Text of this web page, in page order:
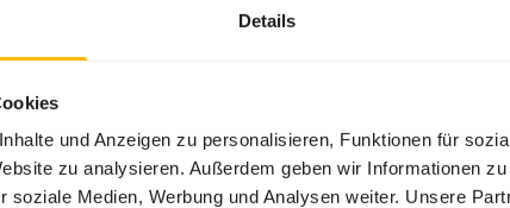
Details
und Anzeigen zu personalisieren, Funktionen für
zu analysieren. Außerdem geben wir Informationen
soziale Medien, Werbung und Analysen weiter. Unsere